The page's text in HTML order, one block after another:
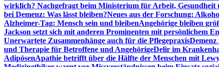
wirklich? Nachgefragt beim Ministerium für Arbeit, Gesundheit
bei Demenz: Was lässt bleiben?Neues aus der Forschung:
Alzheimer-Tag: Mensch sein und bleibenAngehörige bleiben
Jackson setzt sich mit anderen Prominenten mit persönlichem
Unerwartete Zusammenhänge auch für die Pflegepraxis
und Therapie für Betroffene und AngehörigeDelir im
AdipösenApathie betrifft über die Hälfte der Menschen mit